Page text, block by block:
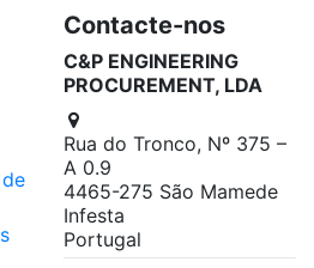
Contacte-nos
C&P ENGINEERING
PROCUREMENT, LDA
Rua do Tronco, Nº 375 –
A 0.9
4465-275 São Mamede
Infesta
Portugal